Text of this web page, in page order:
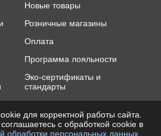
Новые товары
Розничные магазины
Оплата
Программа лояльности
Эко-сертификаты и
стандарты
"Клевер"™
для корректной работы сайта.
с обработкой cookie в
обработки персональных данных